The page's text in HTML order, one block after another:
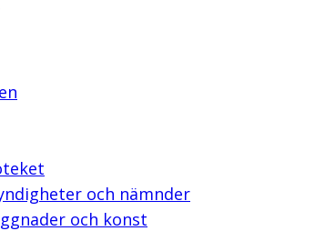
och nämnder
och konst